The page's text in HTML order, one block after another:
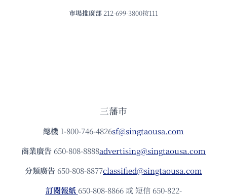
市場推廣部 212-699-3800按111
三藩市
總機 1-800-746-4826sf@singtaousa.com
商業廣告 650-808-8888advertising@singtaousa.com
分類廣告 650-808-8877classified@singtaousa.com
訂閱報紙 650-808-8866 或 短信 650-822-